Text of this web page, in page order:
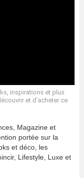
inspirations et plus
et d’acheter ce
Magazine et
portée sur la
et déco, les
Lifestyle, Luxe et